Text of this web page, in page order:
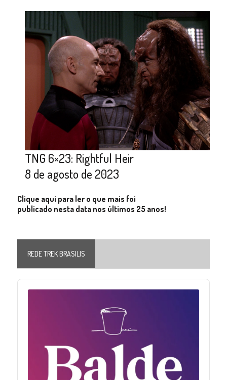
TNG 6×23: Rightful Heir
8 de agosto de 2023
Clique aqui para ler o que mais foi
publicado nesta data nos últimos 25 anos!
REDE TREK BRASILIS
Audio
Player